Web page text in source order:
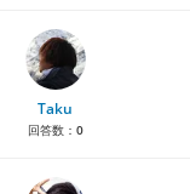
Taku
回答数： 0